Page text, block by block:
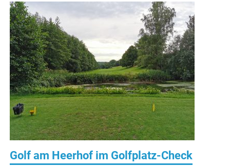
Golf am Heerhof im Golfplatz-Check